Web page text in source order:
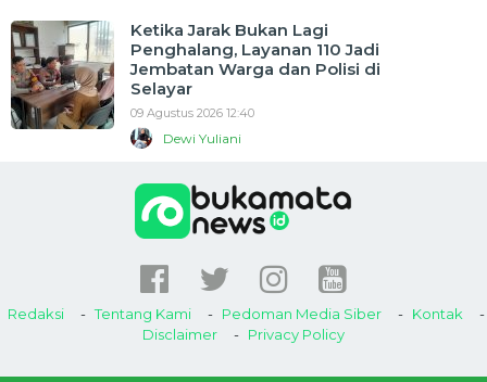
Ketika Jarak Bukan Lagi
Penghalang, Layanan 110 Jadi
Jembatan Warga dan Polisi di
Selayar
09 Agustus 2026 12:40
Dewi Yuliani
Redaksi Tentang Kami Pedoman Media Siber
Kontak
Disclaimer
Privacy Policy